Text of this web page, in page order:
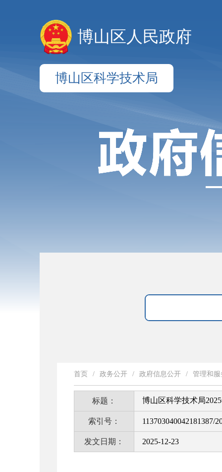
博山区人民政府
博山区科学技术局
首页 / 政务公开 / 政府信息公开 / 管理和
标题： 博山区科学技术局
索引号： 113703040042181387/
发文日期： 2025-12-23